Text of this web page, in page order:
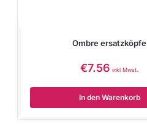
Ombre ersatzköpfe
€7.56 inkl Mwst.
In den Warenkorb